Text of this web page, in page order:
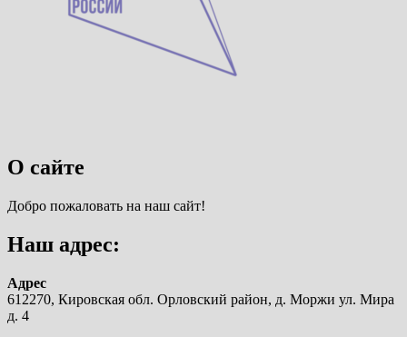
О сайте
Добро пожаловать на наш сайт!
Наш адрес:
Адрес
612270, Кировская обл. Орловский район, д. Моржи ул. Мира
д. 4